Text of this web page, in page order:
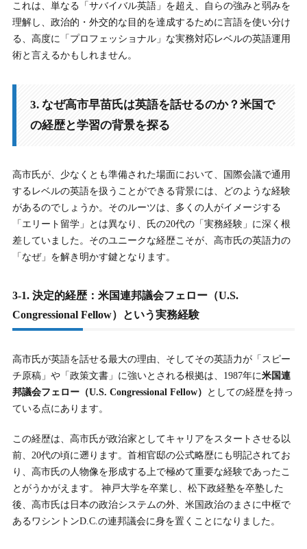
これは、単なる「サバイバル英語」を超え、自らの強みと弱みを
理解し、政治的・外交的な目的を達成するために言語を使い分け
る、高度に「プロフェッショナル」な実務対応レベルの英語運用
術と言えるかもしれません。
3. なぜ高市早苗氏は英語を話せるのか？米国で
の経歴と学習の背景を探る
高市氏が、少なくとも準備された場面において、国際会議で通用
するレベルの英語を扱うことができる背景には、どのような経験
があるのでしょうか。そのルーツは、多くの人がイメージする
「エリート留学」とは異なり、氏の20代の「実務経験」に深く根
差していました。そのユニークな経歴こそが、高市氏の英語力の
「なぜ」を解き明かす鍵となります。
3-1. 決定的経歴：米国連邦議会フェロー（U.S.
Congressional Fellow）という実務経験
高市氏が英語を話せる最大の理由、そしてその英語力が「スピー
チ原稿」や「政策文書」に強いとされる根拠は、1987年に米国連
邦議会フェロー（U.S. Congressional Fellow）
としての経歴を持っ
ている点にあります。
この経歴は、高市氏が政治家としてキャリアをスタートさせる以
前、20代の頃に遡ります。首相官邸の公式略歴にも明記されてお
り、高市氏の人物像を形成する上で極めて重要な経験であったこ
とがうかがえます。 神戸大学を卒業し、松下政経塾を卒塾した
後、高市氏は日本の政治システムの外、米国政治のまさに中枢で
あるワシントンD.C.の連邦議会に身を置くことになりました。